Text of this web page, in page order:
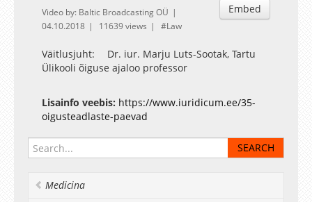
Embed
Video by: Baltic Broadcasting OÜ
04.10.2018
11639 views Law
Väitlusjuht: Dr. iur. Marju Luts-Sootak, Tartu
Ülikooli õiguse ajaloo professor
Lisainfo veebis: https://www.iuridicum.ee/35-
oigusteadlaste-paevad
Medicina